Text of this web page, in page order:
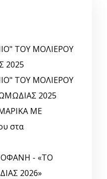
ΤΟΥ ΜΟΛΙΕΡΟΥ
2025
ΤΟΥ ΜΟΛΙΕΡΟΥ
2025
ΜΕ
στα
- «ΤΟ
2026»